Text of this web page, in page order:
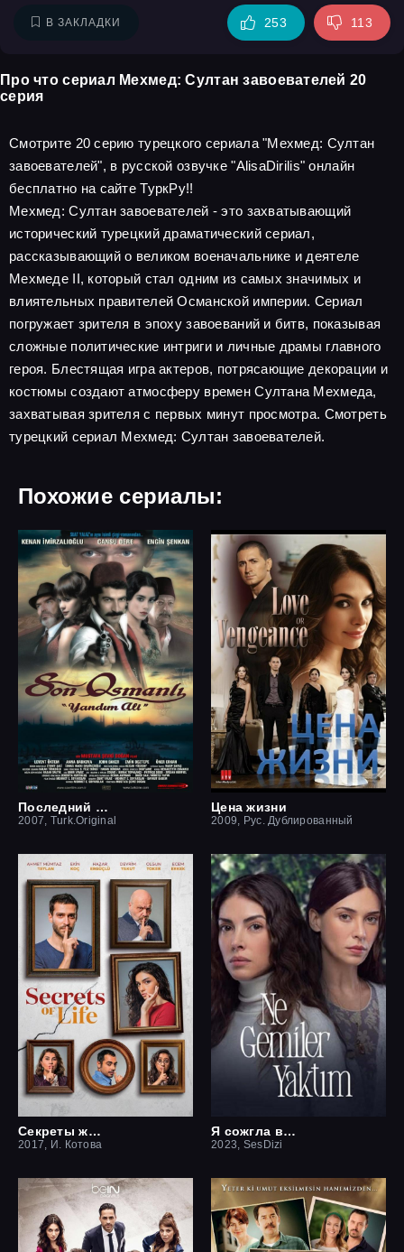
В ЗАКЛАДКИ 253 113
Про что сериал Мехмед: Султан завоевателей 20
серия
Смотрите 20 серию турецкого сериала "Мехмед: Султан
завоевателей", в русской озвучке "AlisaDirilis" онлайн
бесплатно на сайте ТуркРу!!
Мехмед: Султан завоевателей - это захватывающий
исторический турецкий драматический сериал,
рассказывающий о великом военачальнике и деятеле
Мехмеде II, который стал одним из самых значимых и
влиятельных правителей Османской империи. Сериал
погружает зрителя в эпоху завоеваний и битв, показывая
сложные политические интриги и личные драмы главного
героя. Блестящая игра актеров, потрясающие декорации и
костюмы создают атмосферу времен Султана Мехмеда,
захватывая зрителя с первых минут просмотра. Смотреть
турецкий сериал Мехмед: Султан завоевателей.
Похожие сериалы:
Последний оттоман: Яндим Али
2007, Turk.Original
Цена жизни
2009, Рус. Дублированный
Секреты жизни
2017, И. Котова
Я сожгла все мосты / Какие корабли я сжёг
2023, SesDizi